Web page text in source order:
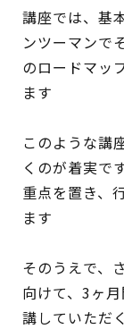
講座では、基
ンツーマンで
のロードマッ
ます
このような講
くのが着実で
重点を置き、
ます
そのうえで、
向けて、3ヶ
講していただ